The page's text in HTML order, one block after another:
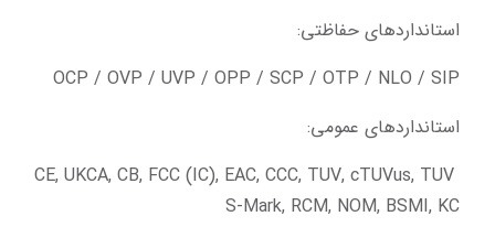
استانداردهای حفاظتی:
OCP / OVP / UVP / OPP / SCP / OTP / NLO / SIP
استانداردهای عمومی:
CE, UKCA, CB, FCC (IC), EAC, CCC, TUV, cTUVus, TUV
S-Mark, RCM, NOM, BSMI, KC